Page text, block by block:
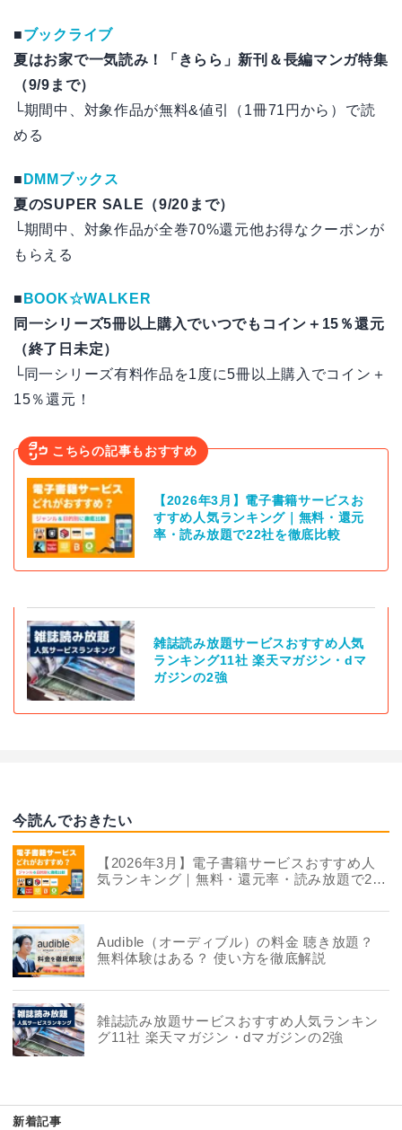
■ブックライブ
夏はお家で一気読み！「きらら」新刊＆長編マンガ特集
（9/9まで）
└期間中、対象作品が無料&値引（1冊71円から）で読
める
■ DMMブックス
夏のSUPER SALE（9/20まで）
└期間中、対象作品が全巻70%還元他お得なクーポンが
もらえる
■ BOOK☆WALKER
同一シリーズ5冊以上購入でいつでもコイン＋15％還元
（終了日未定）
└同一シリーズ有料作品を1度に5冊以上購入でコイン＋
15％還元！
こちらの記事もおすすめ
【2026年3月】電子書籍サービスお
すすめ人気ランキング｜無料・還元
率・読み放題で22社を徹底比較
雑誌読み放題サービスおすすめ人気
ランキング11社 楽天マガジン・dマ
ガジンの2強
今読んでおきたい
【2026年3月】電子書籍サービスおすすめ人
気ランキング｜無料・還元率・読み放題で22
Audible（オーディブル）の料金 聴き放題？
無料体験はある？ 使い方を徹底解説
雑誌読み放題サービスおすすめ人気ランキン
グ11社 楽天マガジン・dマガジンの2強
新着記事